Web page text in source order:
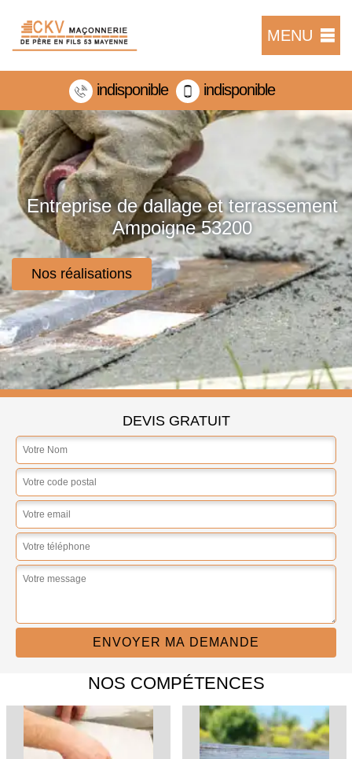
MENU
indisponible indisponible
Entreprise de dallage et terrassement
Ampoigne 53200
Nos réalisations
DEVIS GRATUIT
NOS COMPÉTENCES